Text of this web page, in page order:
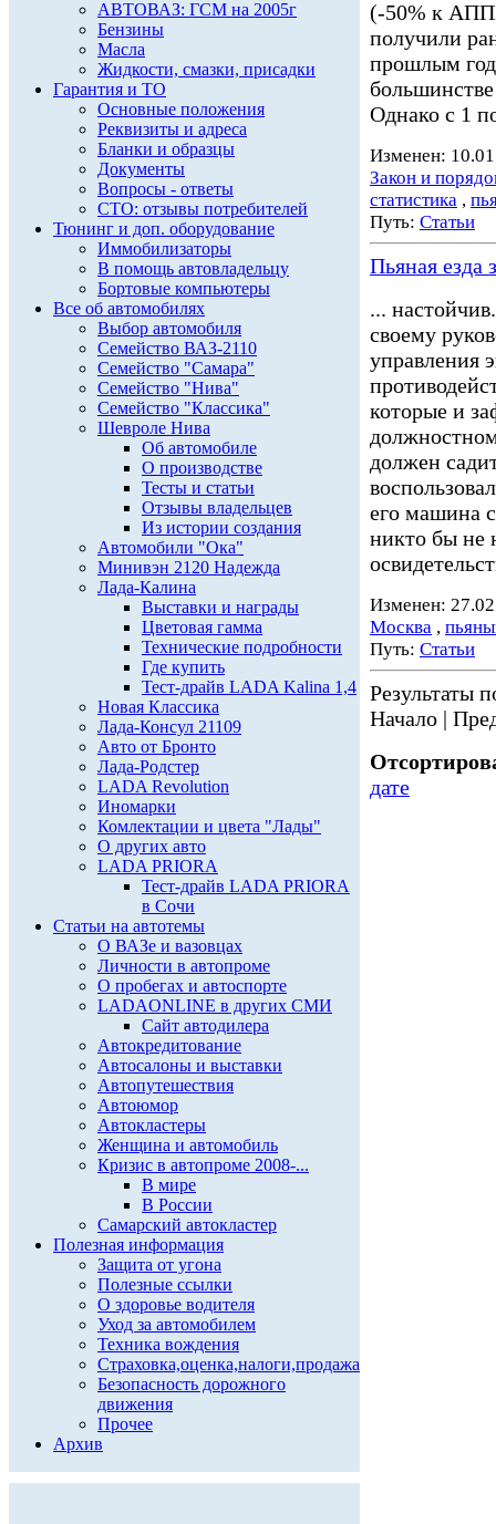
АВТОВАЗ: ГСМ на 2005г
Бензины
Масла
Жидкости, смазки, присадки
Гарантия и ТО
Основные положения
Реквизиты и адреса
Бланки и образцы
Документы
Вопросы - ответы
СТО: отзывы потребителей
Тюнинг и доп. оборудование
Иммобилизаторы
В помощь автовладельцу
Бортовые компьютеры
Все об автомобилях
Выбор автомобиля
Семейство ВАЗ-2110
Семейство "Самара"
Семейство "Нива"
Семейство "Классика"
Шевроле Нива
Об автомобиле
О производстве
Тесты и статьи
Отзывы владельцев
Из истории создания
Автомобили "Ока"
Минивэн 2120 Надежда
Лада-Калина
Выставки и награды
Цветовая гамма
Технические подробности
Где купить
Тест-драйв LADA Kalina 1,4
Новая Классика
Лада-Консул 21109
Авто от Бронто
Лада-Родстер
LADA Revolution
Иномарки
Комлектации и цвета "Лады"
О других авто
LADA PRIORA
Тест-драйв LADA PRIORA
в Сочи
Статьи на автотемы
О ВАЗе и вазовцах
Личности в автопроме
О пробегах и автоспорте
LADAONLINE в других СМИ
Сайт автодилера
Автокредитование
Автосалоны и выставки
Автопутешествия
Автоюмор
Автокластеры
Женщина и автомобиль
Кризис в автопроме 2008-...
В мире
В России
Самарский автокластер
Полезная информация
Защита от угона
Полезные ссылки
О здоровье водителя
Уход за автомобилем
Техника вождения
Страховка,оценка,налоги,продажа
Безопасность дорожного
движения
Прочее
Архив
(-50% к
получили
прошлым
Однако с 1
Изменен:
Закон и
статистика ,
Путь: Статьи
Пьяная езда
...
своему
управления
которые и
должен
его машина
никто бы не
Изменен:
Москва ,
Путь: Статьи
Результаты
Начало |
дате